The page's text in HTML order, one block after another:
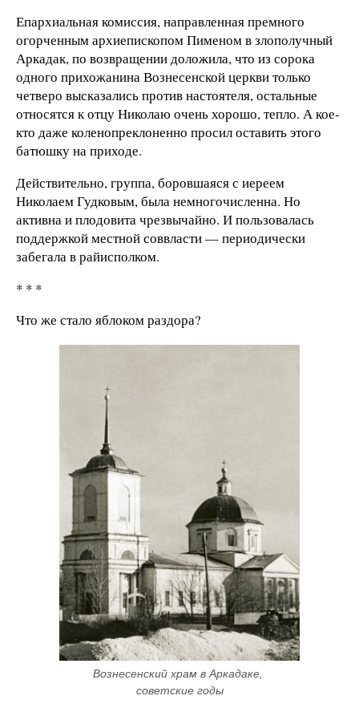
Епархиальная комиссия, направленная премного
огорченным архиепископом Пименом в злополучный
Аркадак, по возвращении доложила, что из сорока
одного прихожанина Вознесенской церкви только
четверо высказались против настоятеля, остальные
относятся к отцу Николаю очень хорошо, тепло. А кое-
кто даже коленопреклоненно просил оставить этого
батюшку на приходе.
Действительно, группа, боровшаяся с иереем
Николаем Гудковым, была немногочисленна. Но
активна и плодовита чрезвычайно. И пользовалась
поддержкой местной соввласти — периодически
забегала в райисполком.
* * *
Что же стало яблоком раздора?
Вознесенский храм в Аркадаке,
советские годы